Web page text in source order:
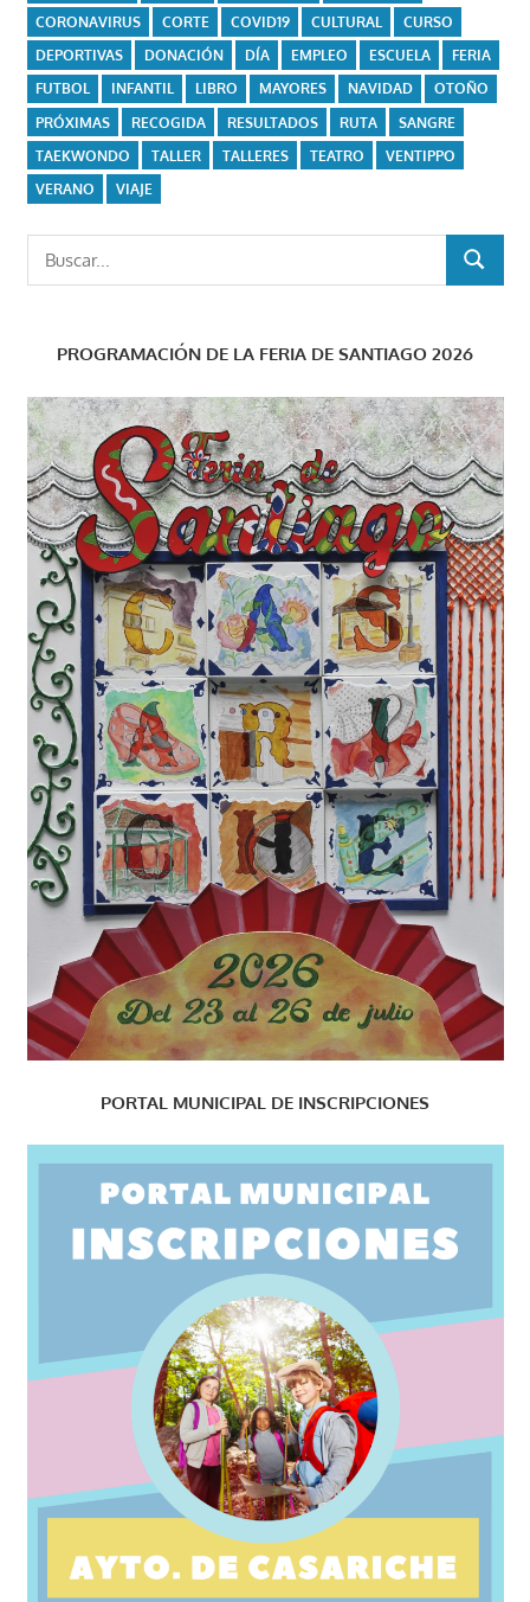
CORONAVIRUS CORTE COVID19 CULTURAL
CURSO
DEPORTIVAS
DONACIÓN DÍA EMPLEO ESCUELA
FERIA
FUTBOL
INFANTIL LIBRO MAYORES NAVIDAD
OTOÑO
PRÓXIMAS
RECOGIDA RESULTADOS RUTA
SANGRE
TAEKWONDO
TALLER TALLERES TEATRO
VENTIPPO
VERANO
VIAJE
BUSCAR
PROGRAMACIÓN DE LA FERIA DE SANTIAGO 2026
PORTAL MUNICIPAL DE INSCRIPCIONES